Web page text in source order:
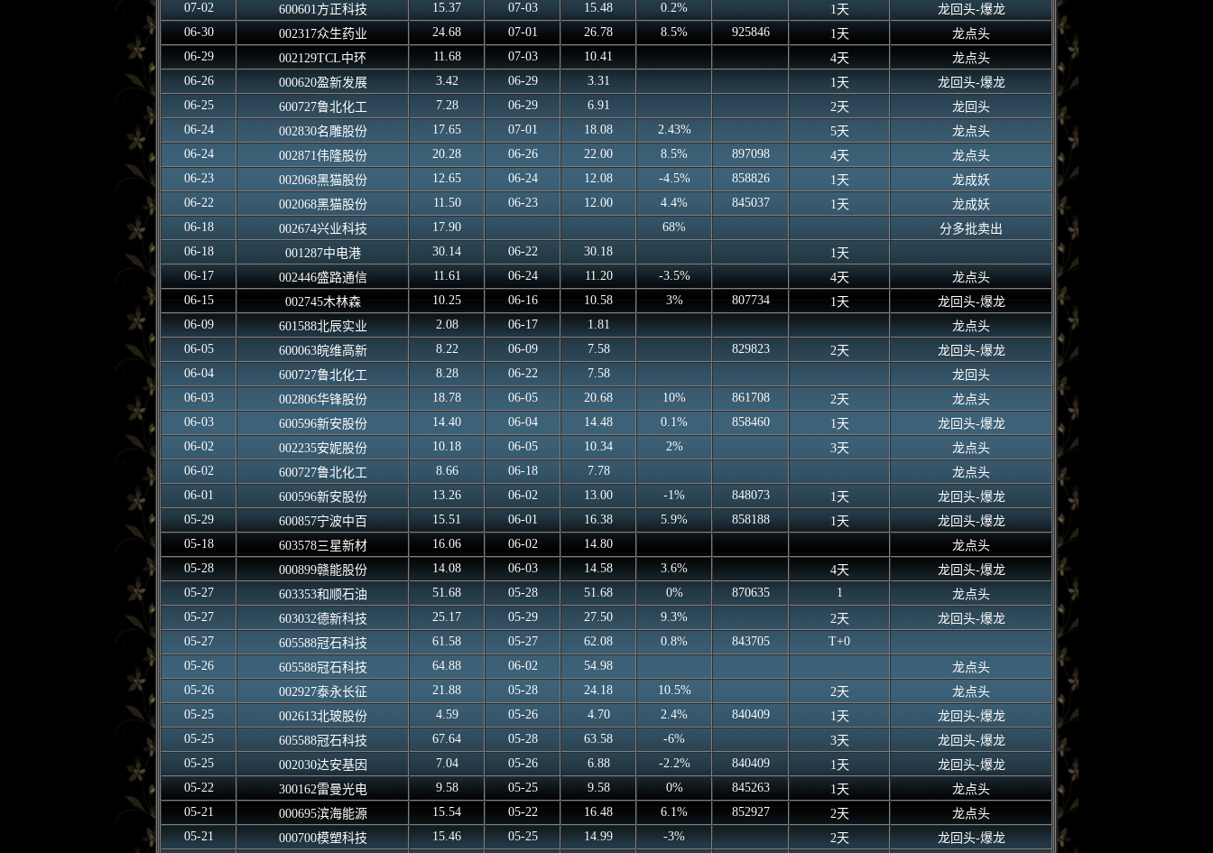
07-02
600601方正科技 15.37 07-03 15.48 0.2% 1天
龙回头-爆龙
06-30
002317众生药业 24.68 07-01 26.78 8.5% 925846 1天
龙点头
06-29
002129TCL中环 11.68 07-03 10.41 4天
龙点头
06-26
000620盈新发展 3.42 06-29 3.31 1天
龙回头-爆龙
06-25
600727鲁北化工 7.28 06-29 6.91 2天
龙回头
06-24
002830名雕股份 17.65 07-01 18.08 2.43% 5天
龙点头
06-24
002871伟隆股份 20.28 06-26 22.00 8.5% 897098 4天
龙点头
06-23
002068黑猫股份 12.65 06-24 12.08 -4.5% 858826 1天
龙成妖
06-22
002068黑猫股份 11.50 06-23 12.00 4.4% 845037 1天
龙成妖
06-18
002674兴业科技 17.90 68%
分多批卖出
06-18
001287中电港 30.14 06-22 30.18
1天
06-17
002446盛路通信 11.61 06-24 11.20 -3.5% 4天
龙点头
06-15
002745木林森 10.25 06-16 10.58 3% 807734 1天
龙回头-爆龙
06-09
601588北辰实业 2.08 06-17 1.81
龙点头
06-05
600063皖维高新 8.22 06-09 7.58 829823 2天
龙回头-爆龙
06-04
600727鲁北化工 8.28 06-22 7.58
龙回头
06-03
002806华锋股份 18.78 06-05 20.68 10% 861708 2天
龙点头
06-03
600596新安股份 14.40 06-04 14.48 0.1% 858460 1天
龙回头-爆龙
06-02
002235安妮股份 10.18 06-05 10.34 2% 3天
龙点头
06-02
600727鲁北化工 8.66 06-18 7.78
龙点头
06-01
600596新安股份 13.26 06-02 13.00 -1% 848073 1天
龙回头-爆龙
05-29
600857宁波中百 15.51 06-01 16.38 5.9% 858188 1天
龙回头-爆龙
05-18
603578三星新材 16.06 06-02 14.80
龙点头
05-28
000899赣能股份 14.08 06-03 14.58 3.6% 4天
龙回头-爆龙
05-27
603353和顺石油 51.68 05-28 51.68 0% 870635 1
龙点头
05-27
603032德新科技 25.17 05-29 27.50 9.3% 2天
龙回头-爆龙
05-27
605588冠石科技 61.58 05-27 62.08 0.8% 843705
T+0
05-26
605588冠石科技 64.88 06-02 54.98
龙点头
05-26
002927泰永长征 21.88 05-28 24.18 10.5% 2天
龙点头
05-25
002613北玻股份 4.59 05-26 4.70 2.4% 840409 1天
龙回头-爆龙
05-25
605588冠石科技 67.64 05-28 63.58 -6% 3天
龙回头-爆龙
05-25
002030达安基因 7.04 05-26 6.88 -2.2% 840409 1天
龙回头-爆龙
05-22
300162雷曼光电 9.58 05-25 9.58 0% 845263 1天
龙点头
05-21
000695滨海能源 15.54 05-22 16.48 6.1% 852927 2天
龙点头
05-21
000700模塑科技 15.46 05-25 14.99 -3% 2天
龙回头-爆龙